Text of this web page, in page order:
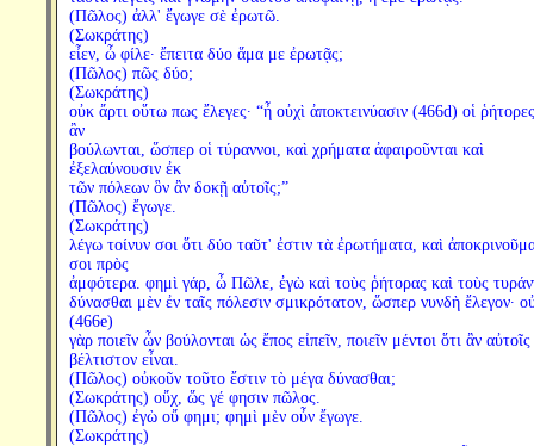
(Πῶλος) ἀλλ' ἔγωγε σὲ ἐρωτῶ.
(Σωκράτης)
εἶεν, ὦ φίλε· ἔπειτα δύο ἅμα με ἐρωτᾷς;
(Πῶλος) πῶς δύο;
(Σωκράτης)
οὐκ ἄρτι οὕτω πως ἔλεγες· “ἦ οὐχὶ ἀποκτεινύασιν (466d) οἱ
ἂν
βούλωνται, ὥσπερ οἱ τύραννοι, καὶ χρήματα ἀφαιροῦνται καὶ
ἐξελαύνουσιν ἐκ
τῶν πόλεων ὃν ἂν δοκῇ αὐτοῖς;”
(Πῶλος) ἔγωγε.
(Σωκράτης)
λέγω τοίνυν σοι ὅτι δύο ταῦτ' ἐστιν τὰ ἐρωτήματα, καὶ
σοι πρὸς
ἀμφότερα. φημὶ γάρ, ὦ Πῶλε, ἐγὼ καὶ τοὺς ῥήτορας καὶ τοὺς
δύνασθαι μὲν ἐν ταῖς πόλεσιν σμικρότατον, ὥσπερ νυνδὴ ἔλεγον·
(466e)
γὰρ ποιεῖν ὧν βούλονται ὡς ἔπος εἰπεῖν, ποιεῖν μέντοι ὅτι ἂν
βέλτιστον εἶναι.
(Πῶλος) οὐκοῦν τοῦτο ἔστιν τὸ μέγα δύνασθαι;
(Σωκράτης) οὔχ, ὥς γέ φησιν πῶλος.
(Πῶλος) ἐγὼ οὔ φημι; φημὶ μὲν οὖν ἔγωγε.
(Σωκράτης)